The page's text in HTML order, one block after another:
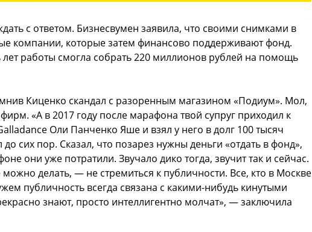
с ответом. Бизнесвумен заявила, что своими снимками в
компании, которые затем финансово поддерживают фонд.
работы смогла собрать 220 миллионов рублей на помощь
Киценко скандал с разоренным магазином «Подиум». Мол,
«А в 2017 году после марафона твой супруг приходил к
Оли Панченко Яше и взял у него в долг 100 тысяч
сих пор. Сказал, что позарез нужны деньги «отдать в фонд»,
они уже потратили. Звучало дико тогда, звучит так и сейчас.
делать, — не стремиться к публичности. Все, кто в Москве
публичность всегда связана с какими-нибудь кинутыми
знают, просто интеллигентно молчат», — заключила